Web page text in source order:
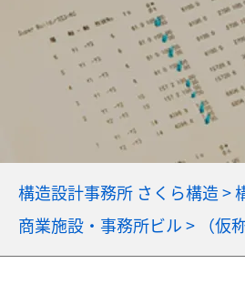
構造設計事務所 さくら構造>
商業施設・事務所ビル> （